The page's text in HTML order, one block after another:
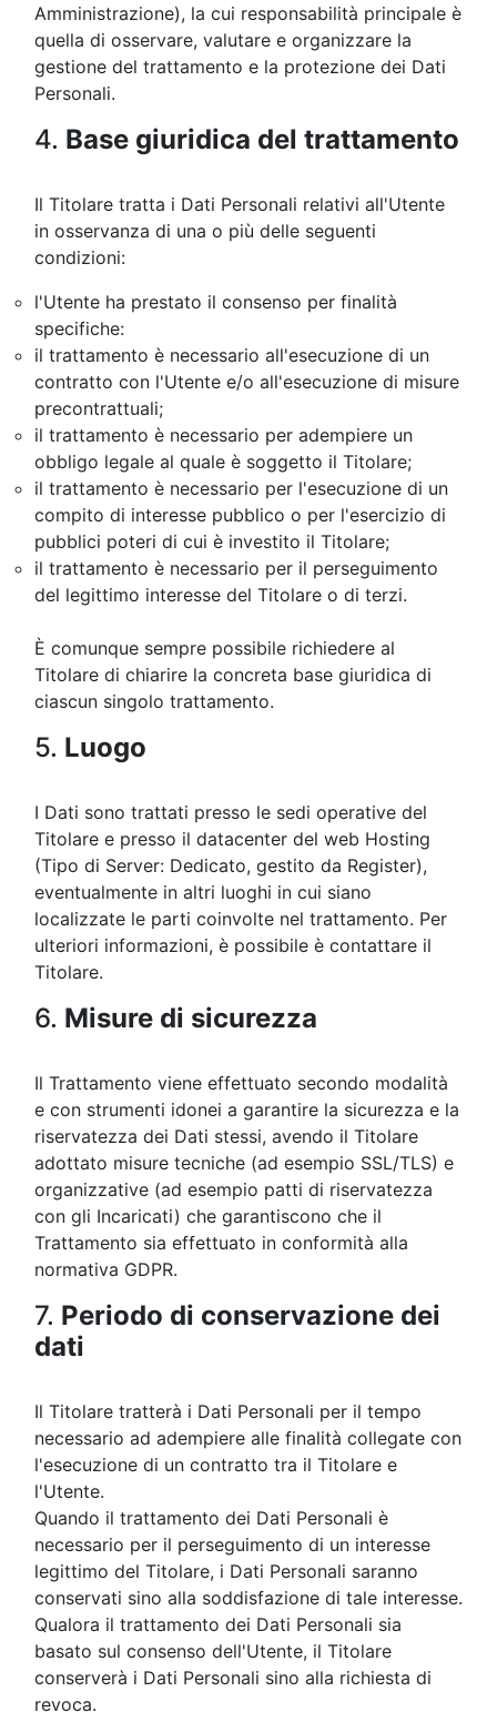
Amministrazione), la cui responsabilità principale è
quella di osservare, valutare e organizzare la
gestione del trattamento e la protezione dei Dati
Personali.
4. Base giuridica del trattamento
Il Titolare tratta i Dati Personali relativi all'Utente
in osservanza di una o più delle seguenti
condizioni:
l'Utente ha prestato il consenso per finalità
specifiche:
il trattamento è necessario all'esecuzione di un
contratto con l'Utente e/o all'esecuzione di misure
precontrattuali;
il trattamento è necessario per adempiere un
obbligo legale al quale è soggetto il Titolare;
il trattamento è necessario per l'esecuzione di un
compito di interesse pubblico o per l'esercizio di
pubblici poteri di cui è investito il Titolare;
il trattamento è necessario per il perseguimento
del legittimo interesse del Titolare o di terzi.
È comunque sempre possibile richiedere al
Titolare di chiarire la concreta base giuridica di
ciascun singolo trattamento.
5. Luogo
I Dati sono trattati presso le sedi operative del
Titolare e presso il datacenter del web Hosting
(Tipo di Server: Dedicato, gestito da Register),
eventualmente in altri luoghi in cui siano
localizzate le parti coinvolte nel trattamento. Per
ulteriori informazioni, è possibile è contattare il
Titolare.
6. Misure di sicurezza
Il Trattamento viene effettuato secondo modalità
e con strumenti idonei a garantire la sicurezza e la
riservatezza dei Dati stessi, avendo il Titolare
adottato misure tecniche (ad esempio SSL/TLS) e
organizzative (ad esempio patti di riservatezza
con gli Incaricati) che garantiscono che il
Trattamento sia effettuato in conformità alla
normativa GDPR.
7. Periodo di conservazione dei
dati
Il Titolare tratterà i Dati Personali per il tempo
necessario ad adempiere alle finalità collegate con
l'esecuzione di un contratto tra il Titolare e
l'Utente.
Quando il trattamento dei Dati Personali è
necessario per il perseguimento di un interesse
legittimo del Titolare, i Dati Personali saranno
conservati sino alla soddisfazione di tale interesse.
Qualora il trattamento dei Dati Personali sia
basato sul consenso dell'Utente, il Titolare
conserverà i Dati Personali sino alla richiesta di
revoca.